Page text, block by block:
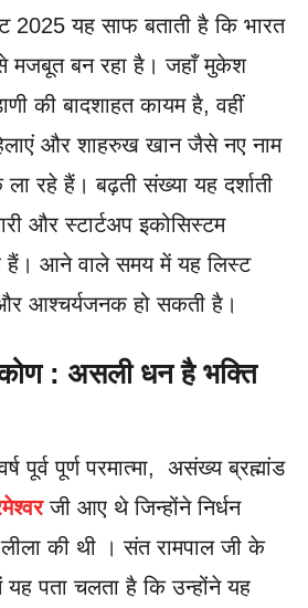
2025 यह साफ बताती है कि भारत
मजबूत बन रहा है। जहाँ मुकेश
की बादशाहत कायम है, वहीं
और शाहरुख खान जैसे नए नाम
रहे हैं। बढ़ती संख्या यह दर्शाती
और स्टार्टअप इकोसिस्टम
हैं। आने वाले समय में यह लिस्ट
और आश्चर्यजनक हो सकती है।
: असली धन है भक्ति
पूर्ण परमात्मा, असंख्य ब्रह्मांड
जी आए थे जिन्होंने निर्धन
की थी । संत रामपाल जी के
पता चलता है कि उन्होंने यह